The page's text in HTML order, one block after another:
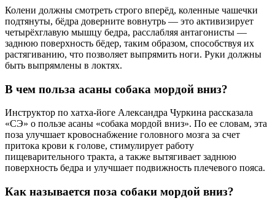
Колени должны смотреть строго вперёд, коленные чашечки
подтянуты, бёдра доверните вовнутрь — это активизирует
четырёхглавую мышцу бедра, расслабляя антагонисты —
заднюю поверхность бёдер, таким образом, способствуя их
растягиванию, что позволяет выпрямить ноги. Руки должны
быть выпрямлены в локтях.
В чем польза асаны собака мордой вниз?
Инструктор по хатха-йоге Александра Чуркина рассказала
«СЭ» о пользе асаны «собака мордой вниз». По ее словам, эта
поза улучшает кровоснабжение головного мозга за счет
притока крови к голове, стимулирует работу
пищеварительного тракта, а также вытягивает заднюю
поверхность бедра и улучшает подвижность плечевого пояса.
Как называется поза собаки мордой вниз?